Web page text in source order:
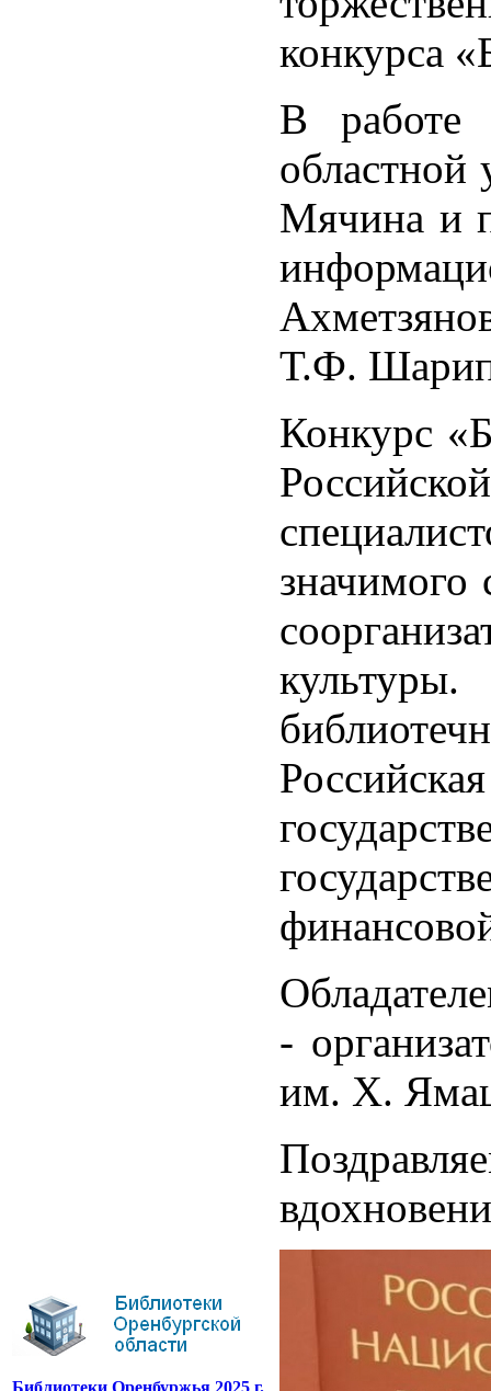
Библиотеки Оренбуржья 2025 г.
конкурса
В работе
Мячина и
Т.Ф.
Конкурс
значимого
-
им. Х.